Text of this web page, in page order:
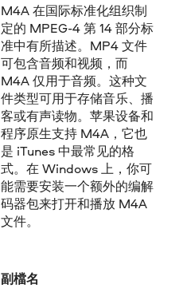
M4A 在国际标准化组织制
定的 MPEG-4 第 14 部分标
准中有所描述。MP4 文件
可包含音频和视频，而
M4A 仅用于音频。这种文
件类型可用于存储音乐、播
客或有声读物。苹果设备和
程序原生支持 M4A，它也
是 iTunes 中最常见的格
式。在 Windows 上，你可
能需要安装一个额外的编解
码器包来打开和播放 M4A
文件。
副檔名